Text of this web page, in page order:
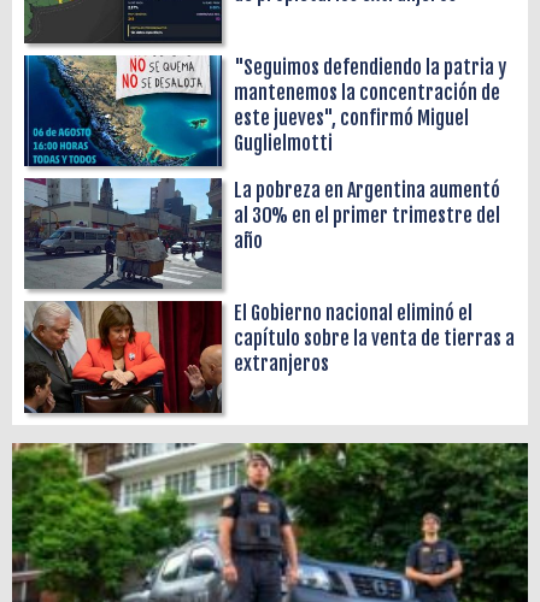
"Seguimos defendiendo la patria y
mantenemos la concentración de
este jueves", confirmó Miguel
Guglielmotti
La pobreza en Argentina aumentó
al 30% en el primer trimestre del
año
El Gobierno nacional eliminó el
capítulo sobre la venta de tierras a
extranjeros